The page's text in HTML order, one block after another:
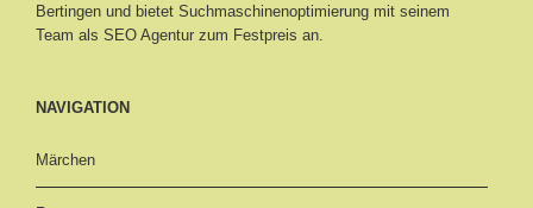
Bertingen und bietet Suchmaschinenoptimierung mit seinem
Team als SEO Agentur zum Festpreis an.
NAVIGATION
Märchen